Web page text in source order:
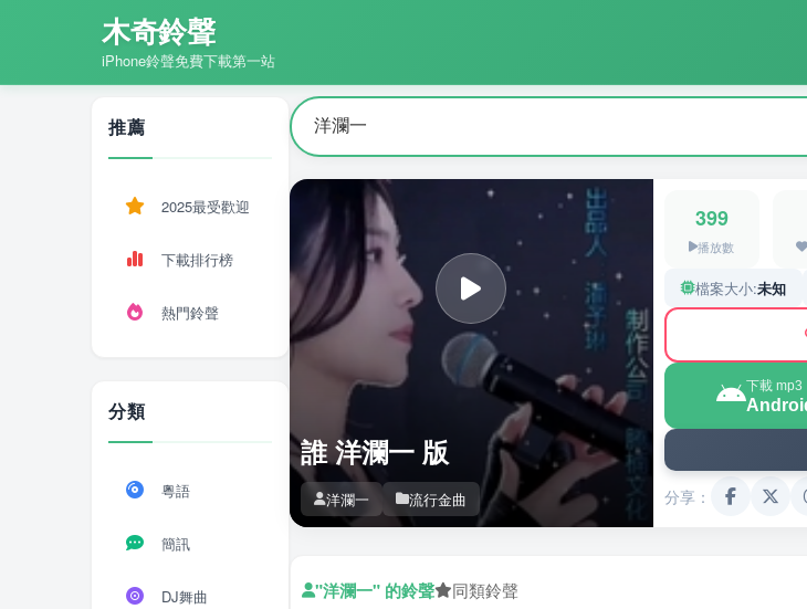
木奇鈴聲
iPhone鈴聲免費下載第一站
推薦
2025最受歡迎
下載排行榜
熱門鈴聲
分類
粵語
簡訊
DJ舞曲
誰 洋瀾一 版
洋瀾一 流行金曲
399
播放數
檔案大小:未知
下載 mp3
分享：
"洋瀾一" 的鈴聲 同類鈴聲